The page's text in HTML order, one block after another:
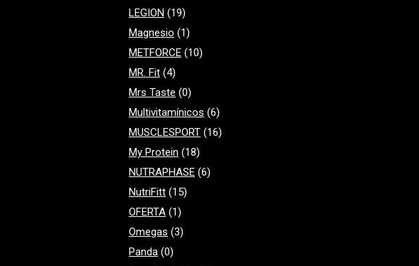
LEGION (19)
Magnesio (1)
METFORCE (10)
MR. Fit (4)
Mrs Taste (0)
Multivitamínicos (6)
MUSCLESPORT (16)
My Protein (18)
NUTRAPHASE (6)
NutriFitt (15)
OFERTA (1)
Omegas (3)
Panda (0)